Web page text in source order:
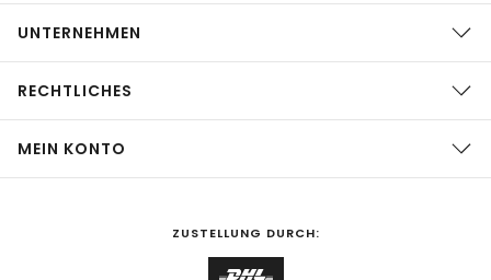
UNTERNEHMEN
RECHTLICHES
MEIN KONTO
ZUSTELLUNG DURCH: